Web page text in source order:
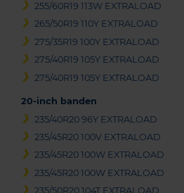
255/60R19 113W EXTRALOAD
265/50R19 110Y EXTRALOAD
275/35R19 100Y EXTRALOAD
275/40R19 105Y EXTRALOAD
275/40R19 105Y EXTRALOAD
20-inch banden
235/40R20 96Y EXTRALOAD
235/45R20 100V EXTRALOAD
235/45R20 100W EXTRALOAD
235/45R20 100W EXTRALOAD
235/50R20 104T EXTRALOAD